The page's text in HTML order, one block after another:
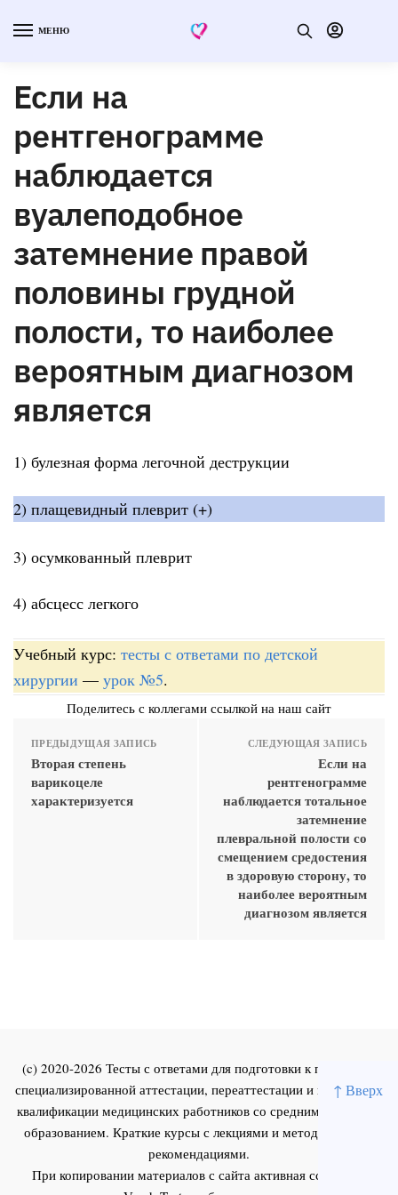
↑ Вверх
МЕНЮ
Если на
рентгенограмме
наблюдается
вуалеподобное
затемнение правой
половины грудной
полости, то наиболее
вероятным диагнозом
является
1) булезная форма легочной деструкции
2) плащевидный плеврит (+)
3) осумкованный плеврит
4) абсцесс легкого
Учебный курс: тесты с ответами по детской
хирургии — урок №5.
Поделитесь с коллегами ссылкой на наш сайт
ПРЕДЫДУЩАЯ ЗАПИСЬ
Вторая степень
варикоцеле
характеризуется
СЛЕДУЮЩАЯ ЗАПИСЬ
Если на
рентгенограмме
наблюдается тотальное
затемнение
плевральной полости со
смещением средостения
в здоровую сторону, то
наиболее вероятным
диагнозом является
(c) 2020-2026 Тесты с ответами для подготовки к первичной
специализированной аттестации, переаттестации и повышения
квалификации медицинских работников со средним и высшим
образованием. Краткие курсы с лекциями и методическими
рекомендациями.
При копировании материалов с сайта активная ссылка на